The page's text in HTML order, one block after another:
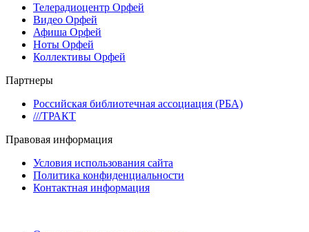
Телерадиоцентр Орфей
Видео Орфей
Афиша Орфей
Ноты Орфей
Коллективы Орфей
Партнеры
Российская библиотечная ассоциация (РБА)
///ТРАКТ
Правовая информация
Условия использования сайта
Политика конфиденциальности
Контактная информация